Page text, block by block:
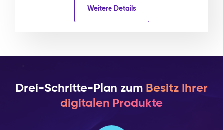
Weitere Details
Drei-Schritte-Plan zum Besitz Ihrer
digitalen Produkte